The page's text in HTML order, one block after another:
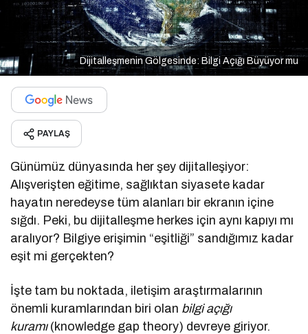
Dijitalleşmenin Gölgesinde: Bilgi Açığı Büyüyor mu
PAYLAŞ
Günümüz dünyasında her şey dijitalleşiyor:
Alışverişten eğitime, sağlıktan siyasete kadar
hayatın neredeyse tüm alanları bir ekranın içine
sığdı. Peki, bu dijitalleşme herkes için aynı kapıyı mı
aralıyor? Bilgiye erişimin “eşitliği” sandığımız kadar
eşit mi gerçekten?
İşte tam bu noktada, iletişim araştırmalarının
önemli kuramlarından biri olan bilgi açığı
kuramı(knowledge gap theory) devreye giriyor.